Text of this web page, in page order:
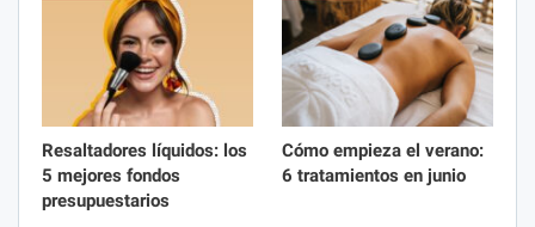
Resaltadores líquidos: los
5 mejores fondos
presupuestarios
Cómo empieza el verano:
6 tratamientos en junio